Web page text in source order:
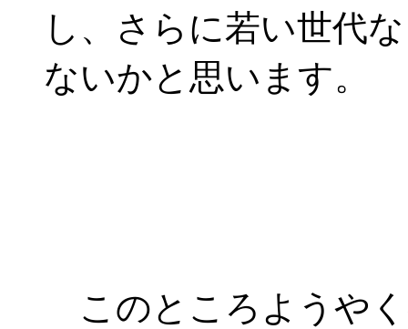
し、さらに若い世代
ないかと思います。
このところようや